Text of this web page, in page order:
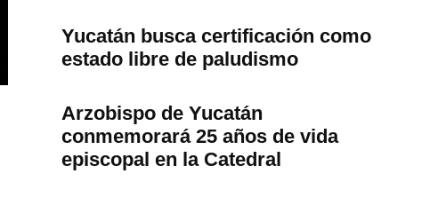
Yucatán busca certificación como
estado libre de paludismo
Arzobispo de Yucatán
conmemorará 25 años de vida
episcopal en la Catedral